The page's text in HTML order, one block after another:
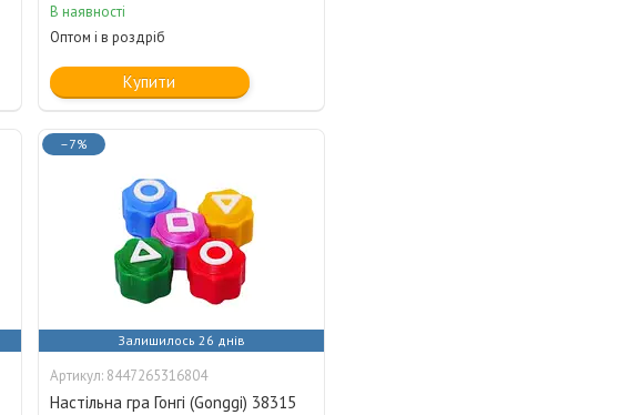
В наявності
Оптом і в роздріб
Купити
–7%
Залишилось 26 днів
8447265316804
Настільна гра Гонгі (Gonggi) 38315